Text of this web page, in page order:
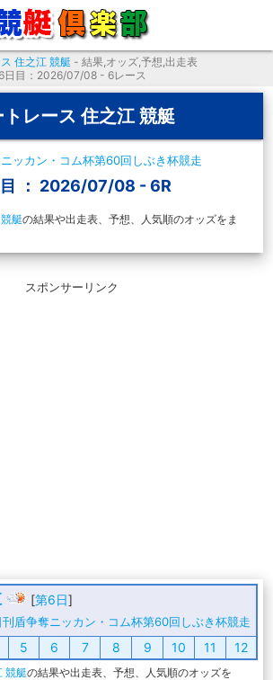
住之江 競艇 - 結果,オッズ,予想,出走表
6日目：2026/07/08 - 6レース
トレース 住之江 競艇
ッカン・コム杯第60回しぶき杯競走
： 2026/07/08 - 6R
艇の結果や出走表、予想、人気順のオッズをま
スポンサーリンク
[第6日]
刊盾争奪ニッカン・コム杯第60回しぶき杯競走
5 6 7 8 9 10 11 12
競艇の結果や出走表、予想、人気順のオッズを